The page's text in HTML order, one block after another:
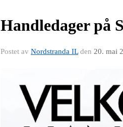
Handledager på
Postet av Nordstranda ILden 20. mai